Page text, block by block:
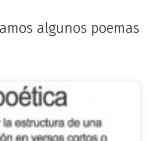
algunos poemas